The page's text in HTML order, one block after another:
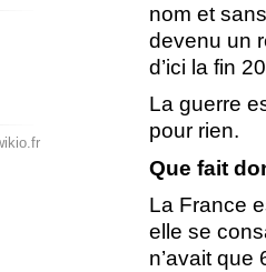
nom et
devenu un
d’ici la fin
La guerre
pour rien.
Que fait
La France
elle se
n’avait